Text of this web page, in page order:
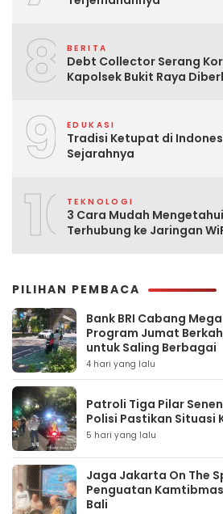
8 BERITA
Debt Collector Serang
Kapolsek Bukit Raya
9 EDUKASI
Tradisi Ketupat di
Sejarahnya
10TEKNOLOGI
3 Cara Mudah
Terhubung ke Jaringan
PILIHAN PEMBACA
Bank BRI Cabang
Program Jumat
untuk Saling Berbagai
4 hari yang lalu
Patroli Tiga Pilar
Polisi Pastikan Situasi
5 hari yang lalu
Jaga Jakarta On The
Penguatan
Bali